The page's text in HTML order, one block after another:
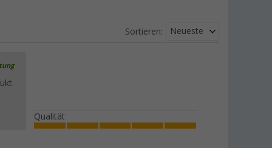
Sortieren: Neueste
Qualität